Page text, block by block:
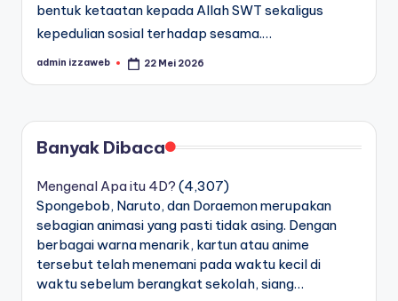
bentuk ketaatan kepada Allah SWT sekaligus
kepedulian sosial terhadap sesama.…
Posted
admin izzaweb 22 Mei 2026
Banyak Dibaca
Mengenal Apa itu 4D? (4,307)
Spongebob, Naruto, dan Doraemon merupakan
sebagian animasi yang pasti tidak asing. Dengan
berbagai warna menarik, kartun atau anime
tersebut telah menemani pada waktu kecil di
waktu sebelum berangkat sekolah, siang…